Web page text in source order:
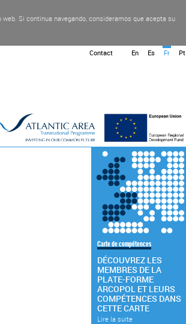
Si continua navegando, consideramos que acepta su
Contact
En Es Fr Pt
Carte de compétences
DÉCOUVREZ LES
MEMBRES DE LA
PLATE-FORME
ARCOPOL ET LEURS
COMPÉTENCES DANS
CETTE CARTE
Lire la suite